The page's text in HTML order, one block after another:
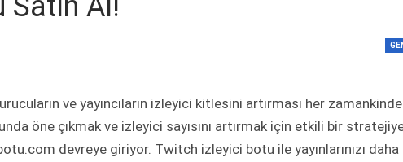
ve yayıncıların izleyici kitlesini artırması her
öne çıkmak ve izleyici sayısını artırmak için etkili bir
devreye giriyor. Twitch izleyici botu ile yayınlarınızı daha